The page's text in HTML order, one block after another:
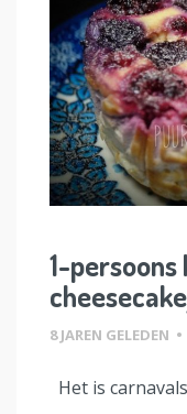
1-
8 JAREN GELEDEN •
Het is